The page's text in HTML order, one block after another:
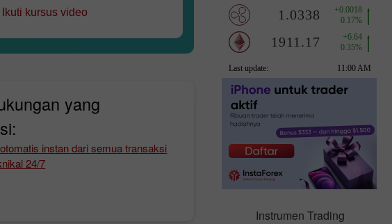
Ikuti kursus video
yang
instan dari semua transaksi
24/7
Instrumen Trading